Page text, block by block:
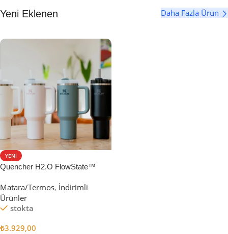
Yeni Eklenen Daha Fazla Ürün
YENI
Quencher H2.O FlowState™
Matara/Termos, İndirimli
Ürünler
stokta
₺3.929,00